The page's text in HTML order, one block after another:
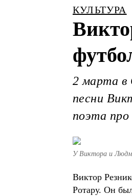
КУЛЬТУРА
2 марта в
песни
поэта
У Виктора и
Виктор
Ротару. Он